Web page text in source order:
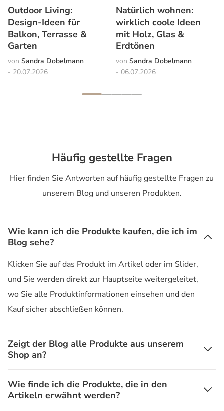
Outdoor Living:
Design-Ideen für
Balkon, Terrasse &
Garten
Sandra Dobelmann
20.07.2026
Natürlich wohnen:
wirklich coole Ideen
mit Holz, Glas &
Erdtönen
Sandra Dobelmann
06.07.2026
Häufig gestellte Fragen
Hier finden Sie Antworten auf häufig gestellte Fragen zu
unserem Blog und unseren Produkten.
Wie kann ich die Produkte kaufen, die ich im
Blog sehe?
Klicken Sie auf das Produkt im Artikel oder im Slider,
und Sie werden direkt zur Hauptseite weitergeleitet,
wo Sie alle Produktinformationen einsehen und den
Kauf sicher abschließen können.
Zeigt der Blog alle Produkte aus unserem
Shop an?
Wie finde ich die Produkte, die in den
Artikeln erwähnt werden?